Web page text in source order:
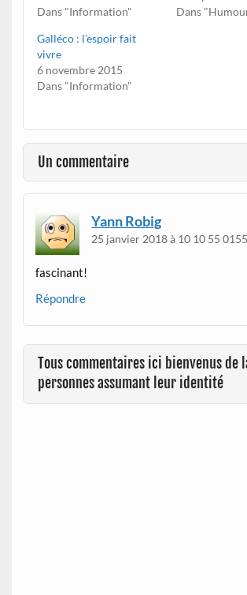
Dans "Information"
Dans
Galléco : l’espoir fait
vivre
6 novembre 2015
Dans "Information"
Un commentaire
Yann Robig
25 janvier 2018 à 10 10 55
fascinant!
Répondre
Tous commentaires ici bienvenus de
personnes assumant leur identité